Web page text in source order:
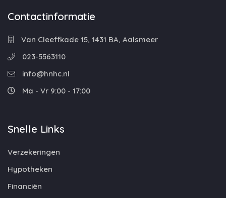
Contactinformatie
Van Cleeffkade 15, 1431 BA, Aalsmeer
023-5563110
info@hnhc.nl
Ma - Vr 9:00 - 17:00
Snelle Links
Verzekeringen
Hypotheken
Financiën